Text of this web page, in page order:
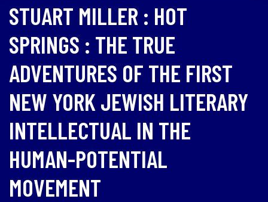
STUART MILLER : HOT
SPRINGS : THE TRUE
ADVENTURES OF THE FIRST
NEW YORK JEWISH LITERARY
INTELLECTUAL IN THE
HUMAN-POTENTIAL
MOVEMENT